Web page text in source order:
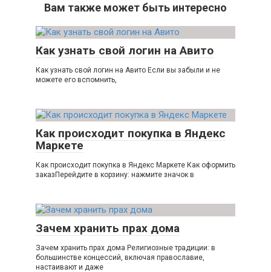
Вам также может быть интересно
Как узнать свой логин на Авито
Как узнать свой логин на Авито Если вы забыли и не
можете его вспомнить,
Как происходит покупка в Яндекс
Маркете
Как происходит покупка в Яндекс Маркете Как оформить
заказПерейдите в корзину: нажмите значок в
Зачем хранить прах дома
Зачем хранить прах дома Религиозные традиции: в
большинстве концессий, включая православие,
настаивают и даже